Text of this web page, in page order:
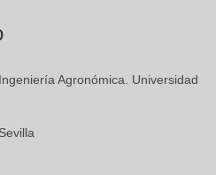
Agronómica. Universidad